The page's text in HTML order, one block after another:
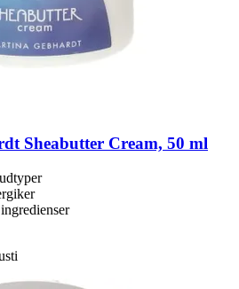
Sheabutter Cream, 50 ml